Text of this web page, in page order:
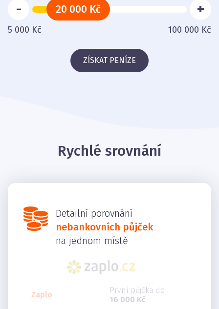
20 000 Kč
- +
5 000 Kč 100 000 Kč
ZÍSKAT PENÍZE
Rychlé srovnání
Detailní porovnání
nebankovních půjček
na jednom místě
Zaplo
První půjčka do
16 000 Kč